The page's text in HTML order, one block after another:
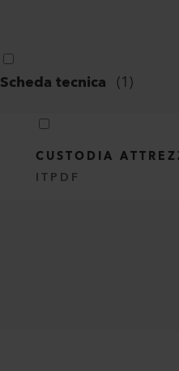
Scheda tecnica (1)
CUSTODIA
ITPDF